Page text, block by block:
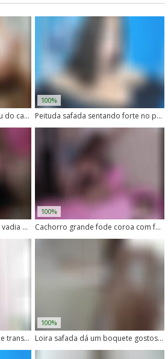
Peituda chupa e senta no pau do cachorro
100%
Peituda safada sentando forte no pau grande do cachorro
Pastor alemão mete forte na vadia de cu gostoso
100%
Cachorro grande fode coroa com força
Loira gostosa de rabo grande transando com um cachorro nojento
100%
Loira safada dá um boquete gostoso em cachorro grande